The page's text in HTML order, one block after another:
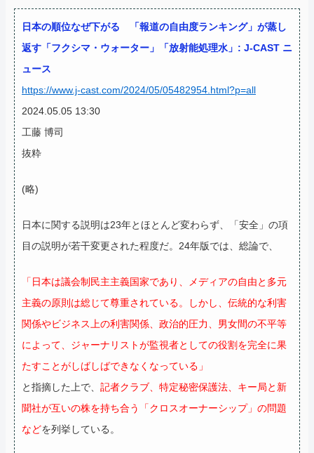
日本の順位なぜ下がる 「報道の自由度ランキング」が蒸し
返す「フクシマ・ウォーター」「放射能処理水」: J-CAST ニ
ュース
https://www.j-cast.com/2024/05/05482954.html?p=all
2024.05.05 13:30
工藤 博司
抜粋
(略)
日本に関する説明は23年とほとんど変わらず、「安全」の項
目の説明が若干変更された程度だ。 24年版では、総論で、
「日本は議会制民主主義国家であり、メディアの自由と多元
主義の原則は総じて尊重されている。しかし、伝統的な利害
関係やビジネス上の利害関係、政治的圧力、男女間の不平等
によって、ジャーナリストが監視者としての役割を完全に果
たすことがしばしばできなくなっている」
と指摘した上で、 記者クラブ、特定秘密保護法、キー局と新
聞社が互いの株を持ち合う「クロスオーナーシップ」の問題
などを列挙している。